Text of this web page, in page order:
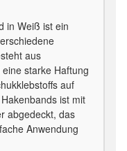
in Weiß ist ein
aus
starke Haftung
auf
ist mit
abgedeckt, das
Anwendung